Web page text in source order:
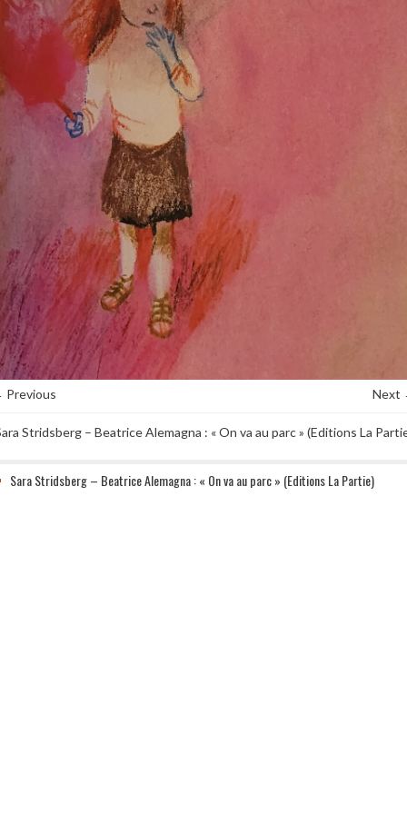
Next
Stridsberg – Beatrice Alemagna : « On va au parc » (Editions La
Sara Stridsberg – Beatrice Alemagna : « On va au parc » (Editions La Partie)